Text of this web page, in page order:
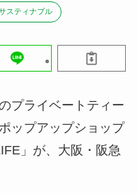
スティナブル
プライベートティー
ップアップショップ
」が、大阪・阪急